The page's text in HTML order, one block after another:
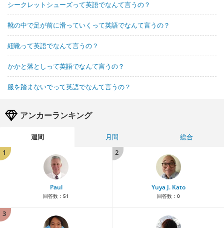
シークレットシューズって英語でなんて言うの？
靴の中で足が前に滑っていくって英語でなんて言うの？
紐靴って英語でなんて言うの？
かかと落としって英語でなんて言うの？
服を踏まないでって英語でなんて言うの？
アンカーランキング
週間 月間
総合
1
Paul
回答数： 51
2
Yuya J. Kato
回答数： 0
3